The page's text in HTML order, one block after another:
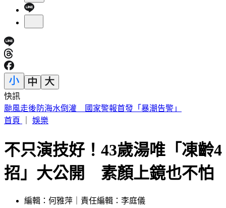
快訊
SBS歌謠大戰／壓軸Stray Kids太炸 全場齊喊Chk Chk Boom
首頁
娛樂
不只演技好！43歲湯唯「凍齡4
招」大公開 素顏上鏡也不怕
編輯：何雅萍｜責任編輯：李庭儀